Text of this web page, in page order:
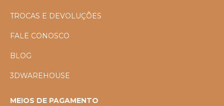
TROCAS E DEVOLUÇÕES
FALE CONOSCO
BLOG
3DWAREHOUSE
MEIOS DE PAGAMENTO